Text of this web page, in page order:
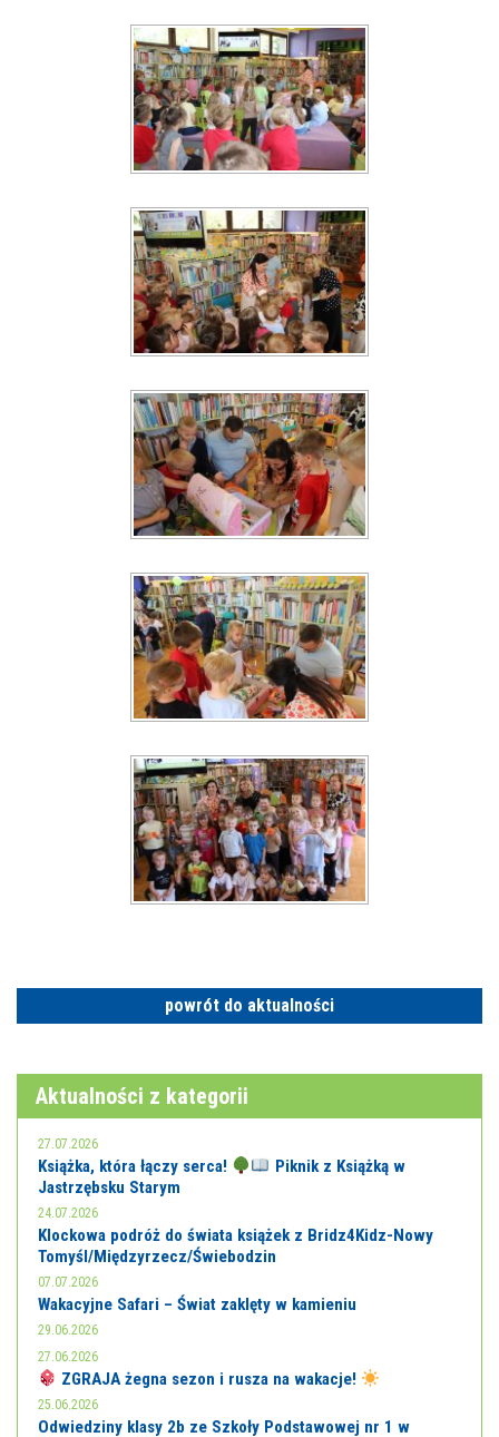
powrót do aktualności
Aktualności z kategorii
27.07.2026
Książka, która łączy serca!
Piknik z Książką w
Jastrzębsku Starym
24.07.2026
Klockowa podróż do świata książek z Bridz4Kidz-Nowy
Tomyśl/Międzyrzecz/Świebodzin
07.07.2026
Wakacyjne Safari – Świat zaklęty w kamieniu
29.06.2026
27.06.2026
ZGRAJA żegna sezon i rusza na wakacje!
25.06.2026
Odwiedziny klasy 2b ze Szkoły Podstawowej nr 1 w